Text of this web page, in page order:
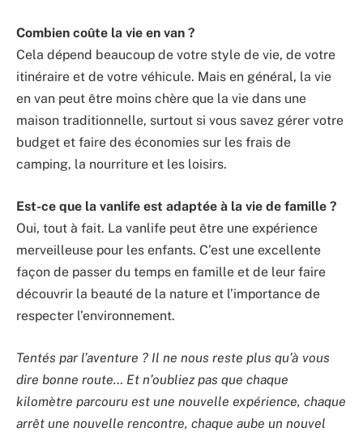
Combien coûte la vie en van ?
Cela dépend beaucoup de votre style de vie, de votre
itinéraire et de votre véhicule. Mais en général, la vie
en van peut être moins chère que la vie dans une
maison traditionnelle, surtout si vous savez gérer votre
budget et faire des économies sur les frais de
camping, la nourriture et les loisirs.
Est-ce que la vanlife est adaptée à la vie de famille ?
Oui, tout à fait. La vanlife peut être une expérience
merveilleuse pour les enfants. C’est une excellente
façon de passer du temps en famille et de leur faire
découvrir la beauté de la nature et l’importance de
respecter l’environnement.
Tentés par l’aventure ? Il ne nous reste plus qu’à vous
dire bonne route… Et n’oubliez pas que chaque
kilomètre parcouru est une nouvelle expérience, chaque
arrêt une nouvelle rencontre, chaque aube un nouvel